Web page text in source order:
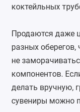
коктейльных
Продаются даже
разных оберегов,
не
компонентов.
делать вручную,
сувениры можно